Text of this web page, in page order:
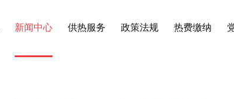
新闻中心 供热服务 政策法规 热费缴纳